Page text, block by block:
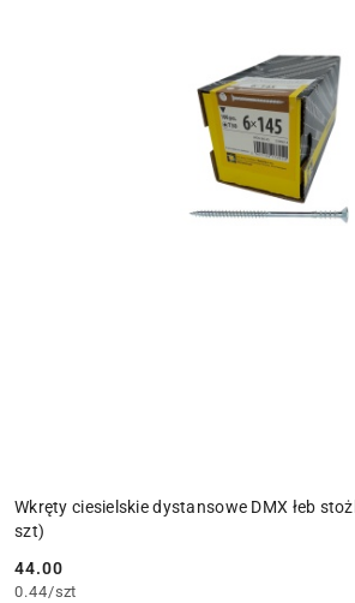
Wkręty ciesielskie dystansowe DMX łeb
szt)
Cena:
44.00
0.44/szt